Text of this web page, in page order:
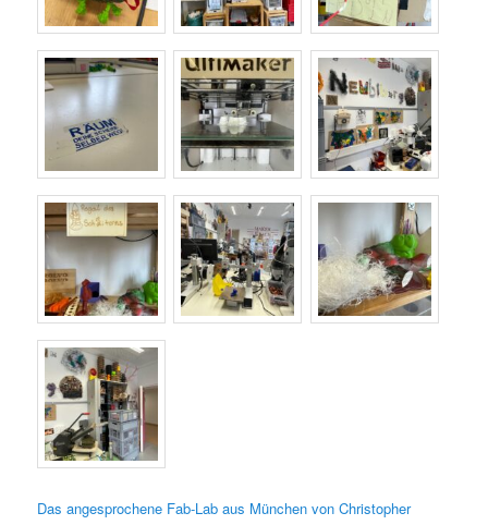
Das angesprochene Fab-Lab aus München von Christopher